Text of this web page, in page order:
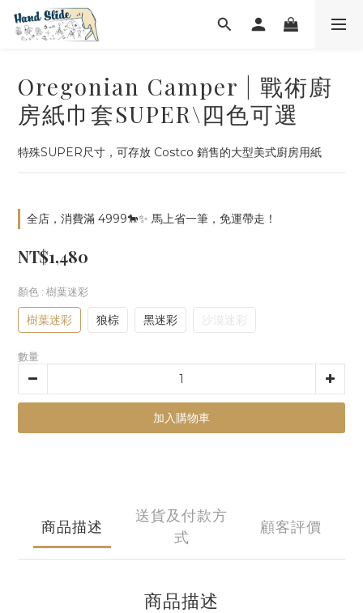
Oregonian Camper | 戰術廚
房紙巾套SUPER\四色可選
特殊SUPER尺寸，可存放 Costco 銷售的大型美式廚房用紙
全店，消費滿 4999🐎✨ 馬上省一筆，免運帶走！
NT$1,480
顏色 : 樹葉迷彩
樹葉迷彩 狼棕 黑迷彩 沙漠迷彩
數量
加入購物車
商品描述
送貨及付款方
式
顧客評價
商品描述